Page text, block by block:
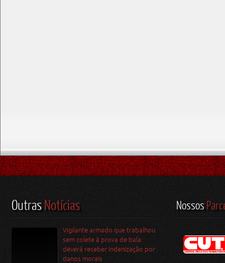
OutrasNotícias
Vigilante armado que trabalhou
sem colete à prova de bala
deverá receber indenização por
danos morais
Nossos